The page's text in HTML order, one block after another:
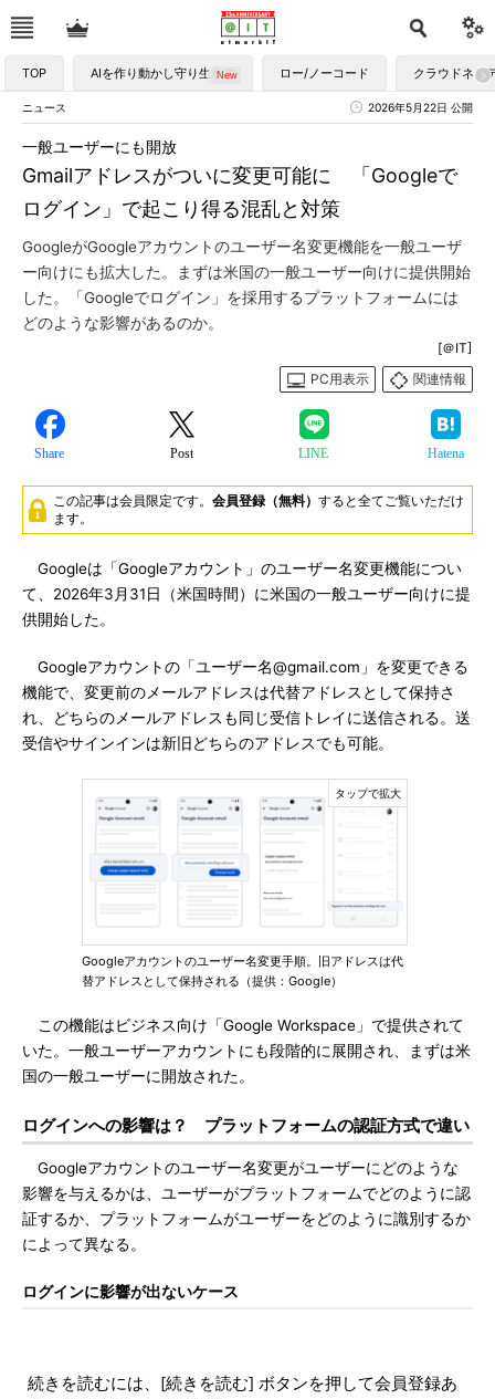
TOP AIを作り動かし守り生かす ロー/ノーコード クラウドネイ
ニュース 2026年5月22日 公開
Gmailアドレスがついに変更可能に 「Googleで
ログイン」で起こり得る混乱と対策
一般ユーザーにも開放
GoogleがGoogleアカウントのユーザー名変更機能を一般ユーザ
ー向けにも拡大した。まずは米国の一般ユーザー向けに提供開始
した。「Googleでログイン」を採用するプラットフォームには
どのような影響があるのか。
[＠IT]
PC用表示
関連情報
Share Post LINE Hatena
この記事は会員限定です。 会員登録（無料） すると全てご覧いただけ
ます。
Googleは「Googleアカウント」のユーザー名変更機能につい
て、2026年3月31日（米国時間）に米国の一般ユーザー向けに提
供開始した。
Googleアカウントの「ユーザー名@gmail.com」を変更できる
機能で、変更前のメールアドレスは代替アドレスとして保持さ
れ、どちらのメールアドレスも同じ受信トレイに送信される。送
受信やサインインは新旧どちらのアドレスでも可能。
Googleアカウントのユーザー名変更手順。旧アドレスは代
替アドレスとして保持される（提供：Google）
この機能はビジネス向け「Google Workspace」で提供されて
いた。一般ユーザーアカウントにも段階的に展開され、まずは米
国の一般ユーザーに開放された。
ログインへの影響は？ プラットフォームの認証方式で違い
Googleアカウントのユーザー名変更がユーザーにどのような
影響を与えるかは、ユーザーがプラットフォームでどのように認
証するか、プラットフォームがユーザーをどのように識別するか
によって異なる。
ログインに影響が出ないケース
続きを読むには、[続きを読む] ボタンを押して会員登録あ